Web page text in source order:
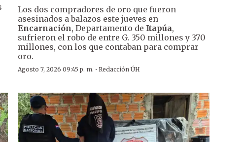
Los dos compradores de oro que fueron
asesinados a balazos este jueves en
Encarnación, Departamento de Itapúa,
sufrieron el robo de entre G. 350 millones y 370
millones, con los que contaban para comprar
oro.
Agosto 7, 2026 09:45 p. m. · Redacción ÚH